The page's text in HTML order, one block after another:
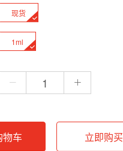
现货
1ml
物车 立即购买